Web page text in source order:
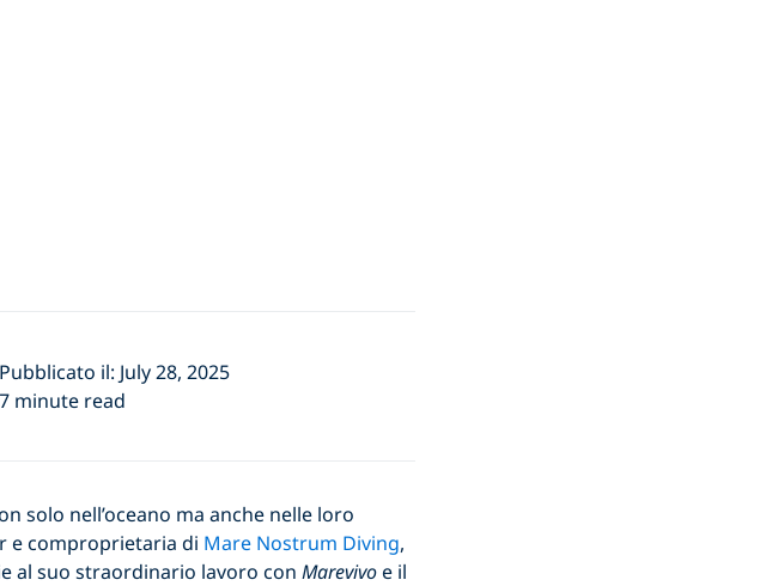
Pubblicato il: July 28, 2025
7 minute read
solo nell’oceano ma anche nelle loro
e comproprietaria di Mare Nostrum Diving,
al suo straordinario lavoro con Marevivoe il